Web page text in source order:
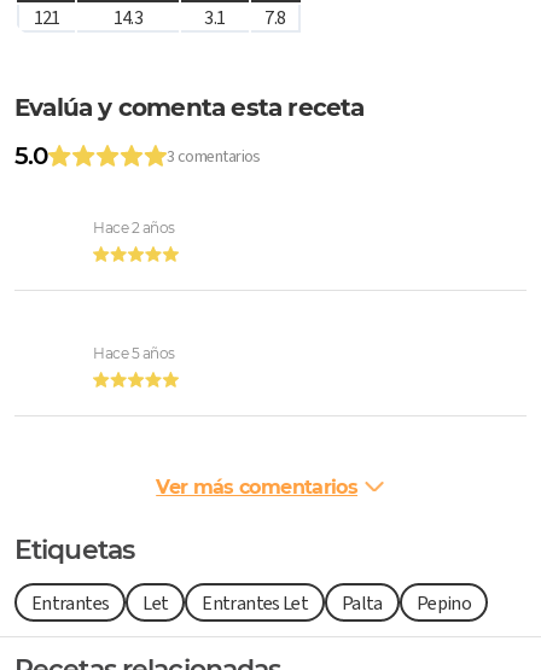
121 14.3 3.1 7.8
Evalúa y comenta esta receta
5.0
3 comentarios
Hace 2 años
Hace 5 años
Ver más comentarios
Etiquetas
Entrantes Let Entrantes Let Palta Pepino